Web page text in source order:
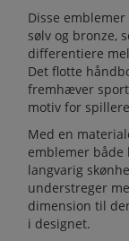
Disse
sølv og bronze,
differentiere
Det flotte
fremhæver
motiv for
Med en
emblemer både
langvarig
understreger
dimension til
i designet.